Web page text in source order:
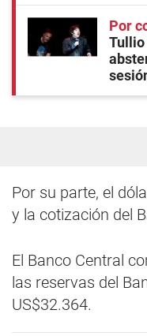
Por
Tullio
Por su parte, el
y la cotización del
El Banco Central
las reservas del
US$32.364.